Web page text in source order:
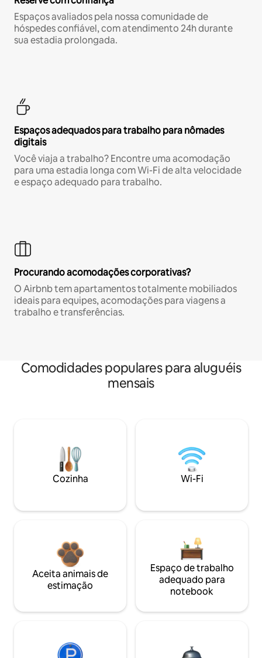
Espaços avaliados pela nossa comunidade de
hóspedes confiável, com atendimento 24h durante
sua estadia prolongada.
Espaços adequados para trabalho para nômades
digitais
Você viaja a trabalho? Encontre uma acomodação
para uma estadia longa com Wi-Fi de alta velocidade
e espaço adequado para trabalho.
Procurando acomodações corporativas?
O Airbnb tem apartamentos totalmente mobiliados
ideais para equipes, acomodações para viagens a
trabalho e transferências.
Comodidades populares para aluguéis
mensais
Cozinha Wi-Fi
Aceita animais de
estimação
Espaço de trabalho
adequado para
notebook